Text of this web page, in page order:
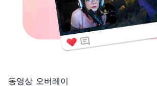
동영상 오버레이